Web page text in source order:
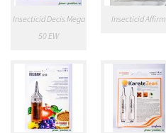
Insecticid Decis Mega
50 EW
Insecticid Affirm